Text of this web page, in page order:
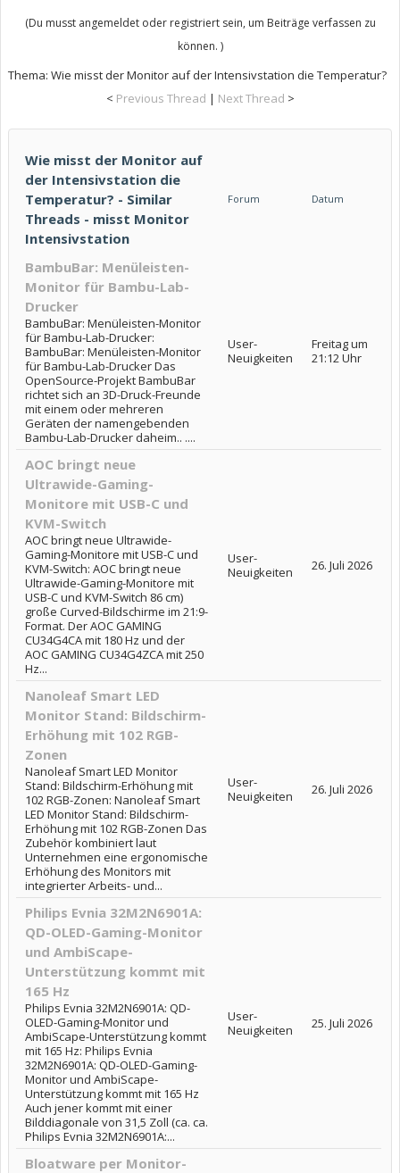
(Du musst angemeldet oder registriert sein, um Beiträge verfassen zu
können. )
Thema: Wie misst der Monitor auf der Intensivstation die Temperatur?
< Previous Thread | Next Thread >
Wie misst der Monitor auf
der Intensivstation die
Temperatur? - Similar
Threads - misst Monitor
Intensivstation
Forum Datum
BambuBar: Menüleisten-
Monitor für Bambu-Lab-
Drucker
BambuBar: Menüleisten-Monitor
für Bambu-Lab-Drucker:
BambuBar: Menüleisten-Monitor
für Bambu-Lab-Drucker Das
OpenSource-Projekt BambuBar
richtet sich an 3D-Druck-Freunde
mit einem oder mehreren
Geräten der namengebenden
Bambu-Lab-Drucker daheim.. ....
User-
Neuigkeiten
Freitag um
21:12 Uhr
AOC bringt neue
Ultrawide-Gaming-
Monitore mit USB-C und
KVM-Switch
AOC bringt neue Ultrawide-
Gaming-Monitore mit USB-C und
KVM-Switch: AOC bringt neue
Ultrawide-Gaming-Monitore mit
USB-C und KVM-Switch 86 cm)
große Curved-Bildschirme im 21:9-
Format. Der AOC GAMING
CU34G4CA mit 180 Hz und der
AOC GAMING CU34G4ZCA mit 250
Hz...
User-
Neuigkeiten
26. Juli 2026
Nanoleaf Smart LED
Monitor Stand: Bildschirm-
Erhöhung mit 102 RGB-
Zonen
Nanoleaf Smart LED Monitor
Stand: Bildschirm-Erhöhung mit
102 RGB-Zonen: Nanoleaf Smart
LED Monitor Stand: Bildschirm-
Erhöhung mit 102 RGB-Zonen Das
Zubehör kombiniert laut
Unternehmen eine ergonomische
Erhöhung des Monitors mit
integrierter Arbeits- und...
User-
Neuigkeiten
26. Juli 2026
Philips Evnia 32M2N6901A:
QD-OLED-Gaming-Monitor
und AmbiScape-
Unterstützung kommt mit
165 Hz
Philips Evnia 32M2N6901A: QD-
OLED-Gaming-Monitor und
AmbiScape-Unterstützung kommt
mit 165 Hz: Philips Evnia
32M2N6901A: QD-OLED-Gaming-
Monitor und AmbiScape-
Unterstützung kommt mit 165 Hz
Auch jener kommt mit einer
Bilddiagonale von 31,5 Zoll (ca. ca.
Philips Evnia 32M2N6901A:...
User-
Neuigkeiten
25. Juli 2026
Bloatware per Monitor-